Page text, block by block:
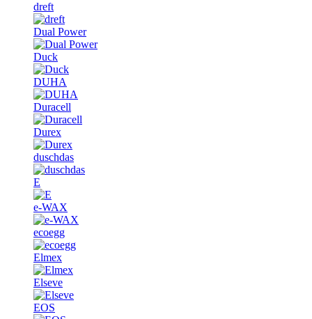
dreft
Dual Power
Duck
DUHA
Duracell
Durex
duschdas
E
e-WAX
ecoegg
Elmex
Elseve
EOS